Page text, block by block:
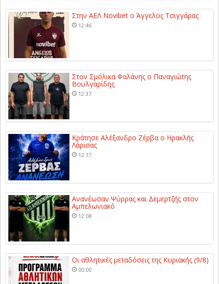
Στην ΑΕΛ Novibet ο Άγγελος Τσιγγάρας
12:46
Στον Σμόλικα Φαλάνης ο Παναγιώτης
Βουλγαρίδης
12:37
Κράτησε Αλέξανδρο Ζέρβα ο Ηρακλής
Λάρισας
12:17
Ανανέωσαν Ψύρρας και Δεμερτζής στον
Αμπελωνιακό
12:08
Οι αθλητικές μεταδόσεις της Κυριακής (9/8)
00:00